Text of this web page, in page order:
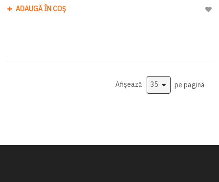
ADAUGĂ ÎN COȘ
Afișează pe pagină